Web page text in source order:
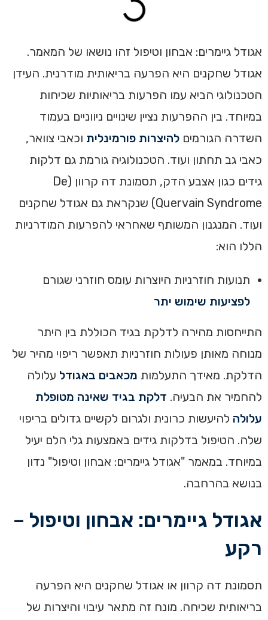
אגודל גיימרים: אבחון וטיפול זהו נושאו של המאמר.
אגודל שחקנים היא הפרעה בריאותית מודרנית. העידן
הטכנולוגי הביא עמו הפרעות בריאותיות שכיחות
במיוחד. בין ההפרעות נציין שינויים ניווניים בעמוד
השדרה הגורמים להיצרות פורמינלית וכאבי צוואר,
כאבי גב תחתון ועוד. הטכנולוגיה גורמת גם דלקות
גידים כגון אצבע הדק, תסמונת דה קרוון (De
Quervain Syndrome) שנקראת גם אגודל שחקנים
ועוד. המנגנון המשותף שאחראי להפרעות המודרניות
הללו הוא:
תנועות חוזרניות היוצרות עומס חוזרני שגורם
לפציעות שימוש יתר
התייחסות מהירה לדלקת בגיד הכוללת בין היתר
מנוחה מאותן פעולות חוזרניות תאפשר ריפוי מהיר של
הדלקת. מאידך התעלמות מכאבים באגודל עלולה
להחמיר את הבעיה. דלקת בגיד שאינה מטופלת
עלולה להיעשות כרונית ולגרום לקשיים גדולים בריפוי
שלה. הטיפול בדלקות גידים באמצעות גלי הלם יעיל
במיוחד. במאמר "אגודל גיימרים: אבחון וטיפול" נדון
בנושא בהרחבה.
אגודל גיימרים: אבחון וטיפול –
רקע
תסמונת דה קרוון או אגודל שחקנים היא הפרעה
בריאותית שכיחה. מונח זה מתאר עיבוי והיצרות של